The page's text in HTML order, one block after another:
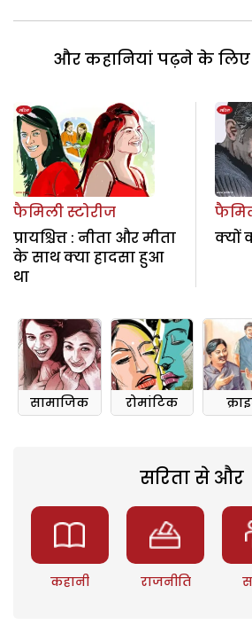
और कहानियां पढ़ने के
फैमिली स्टोरीज
प्रायश्चित्त : नीता और मीता
के साथ क्या हादसा हुआ
था
क्यों
सामाजिक रोमांटिक
सरिता से और
कहानी राजनीति